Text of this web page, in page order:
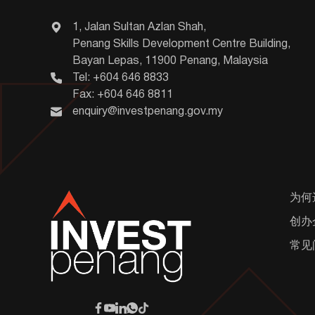
1, Jalan Sultan Azlan Shah,
Penang Skills Development Centre Building,
Bayan Lepas, 11900 Penang, Malaysia
Tel: +604 646 8833
Fax: +604 646 8811
enquiry@investpenang.gov.my
为何
创办
常见